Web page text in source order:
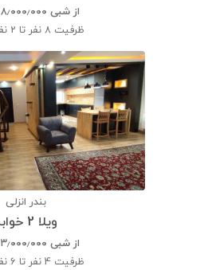
از شبی ۸٫۰۰۰٫۰۰۰
ظرفیت 8 نفر تا 2 نفر اضافه
بندر انزلی
ویلا 2 خوابه
از شبی ۳٫۰۰۰٫۰۰۰
ظرفیت 4 نفر تا 6 نفر اضافه